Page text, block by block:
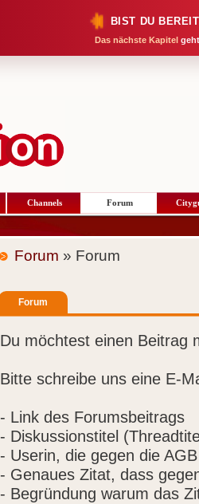
BIST DU
Das nächste Kapitel
Channels Forum
Forum » Forum
Forum
Du möchtest einen Beitrag
Bitte schreibe uns eine E-
- Link des Forumsbeitrags
- Diskussionstitel
- Userin, die gegen die
- Genaues Zitat, dass
- Begründung warum das